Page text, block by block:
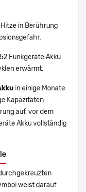
in Berührung
Funkgeräte Akku
erwärmt.
in einige Monate
Kapazitäten
auf, vor dem
Akku vollständig
weist darauf